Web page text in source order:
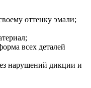
оттенку эмали;
всех деталей
нарушений дикции и